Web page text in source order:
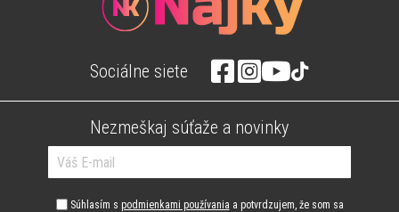
Sociálne siete
Nezmeškaj súťaže a novinky
Súhlasím s podmienkami používania a potvrdzujem, že som sa